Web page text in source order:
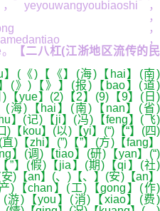
yeyouwangyoubiaoshi，
，
，
，
【二八杠(江浙地区流传的民
)【《】(海)【hai】(南)
(》)【》】(报)【bao】(道)
【yue】(2)【2】(9)【9】(日)
(海)【hai】(南)【nan】(省)
】(记)【ji】(冯)【feng】(飞)
)【kou】(以)【yi】(“)【“】(四)
)【zhi】(”)【”】(方)【fang】
】(调)【tiao】(研)【yan】(“)
”】(假)【jia】(期)【qi】(社)
)【an】(、)【、】(安)【an】
)【chan】(工)【gong】(作)
(游)【you】(消)【xiao】(费)